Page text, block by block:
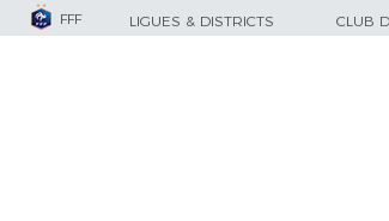
FFF LIGUES & DISTRICTS CLUB